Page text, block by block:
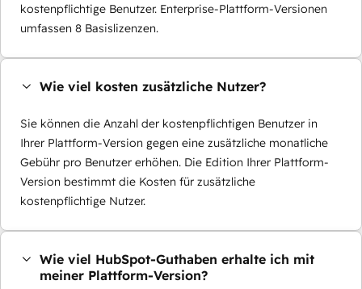
kostenpflichtige Benutzer. Enterprise-Plattform-Versionen
umfassen 8 Basislizenzen.
Wie viel kosten zusätzliche Nutzer?
Sie können die Anzahl der kostenpflichtigen Benutzer in
Ihrer Plattform-Version gegen eine zusätzliche monatliche
Gebühr pro Benutzer erhöhen. Die Edition Ihrer Plattform-
Version bestimmt die Kosten für zusätzliche
kostenpflichtige Nutzer.
Wie viel HubSpot-Guthaben erhalte ich mit
meiner Plattform-Version?